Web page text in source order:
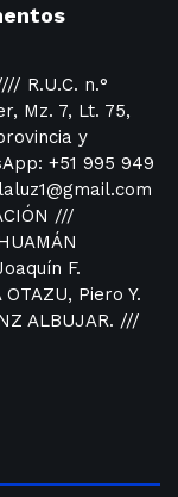
R.U.C. n.°
Mz. 7, Lt. 75,
y
+51 995 949
///
F.
Piero Y.
ALBUJAR. ///